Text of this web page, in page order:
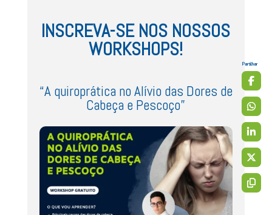
INSCREVA-SE NOS NOSSOS
WORKSHOPS!
“A quiroprática no Alívio das Dores de
Cabeça e Pescoço”
Partilhar